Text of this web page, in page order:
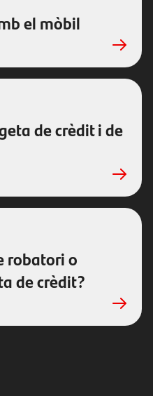
el mòbil
de crèdit i de
robatori o
de crèdit?